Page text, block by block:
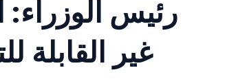
رئيس الوزراء:
غير القابلة